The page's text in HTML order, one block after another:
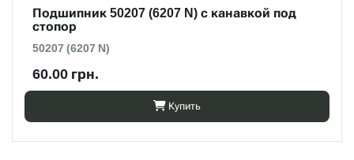
Подшипник 50207 (6207 N) с канавкой под
стопор
50207 (6207 N)
60.00 грн.
Купить